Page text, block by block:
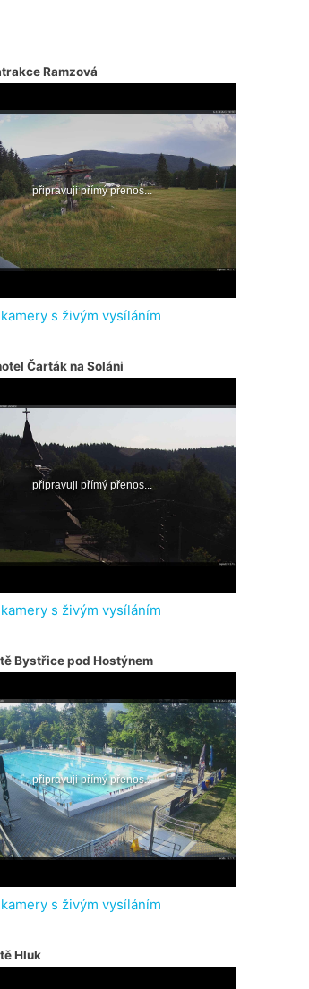
Ramzová
s živým vysíláním
Čarták na Soláni
s živým vysíláním
Bystřice pod Hostýnem
s živým vysíláním
Hluk